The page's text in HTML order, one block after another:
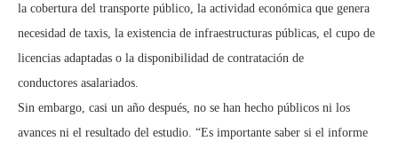
la cobertura del transporte público, la actividad económica que genera
necesidad de taxis, la existencia de infraestructuras públicas, el cupo de
licencias adaptadas o la disponibilidad de contratación de
conductores asalariados.
Sin embargo, casi un año después, no se han hecho públicos ni los
avances ni el resultado del estudio. “Es importante saber si el informe